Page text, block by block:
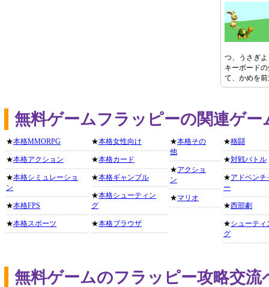
つ、うさぎ
キーボード
て、かめを
無料ゲームフラッピーの関連ゲー
★本格MMORPG
★本格アクション
★本格シミュレーショ
ン
★本格FPS
★本格スポーツ
★本格女性向け
★本格カード
★本格ギャンブル
★本格シューティン
グ
★本格ブラウザ
★本格その
他
★アクショ
ン
★マリオ
★格闘
★対戦バトル
★アドベンチ
ー
★西部劇
★シューティ
グ
無料ゲームのフラッピー攻略交流